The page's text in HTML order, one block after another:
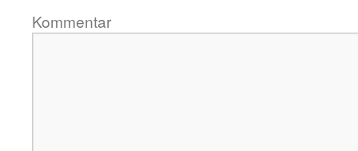
Kommentar